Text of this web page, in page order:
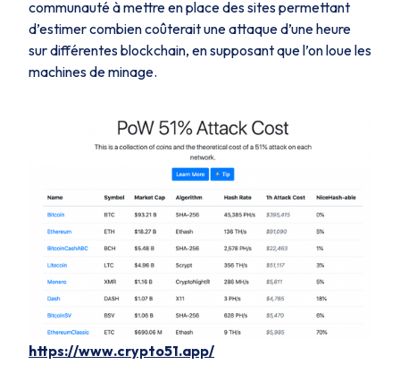
communauté à mettre en place des sites permettant
d’estimer combien coûterait une attaque d’une heure
sur différentes blockchain, en supposant que l’on loue les
machines de minage.
https://www.crypto51.app/